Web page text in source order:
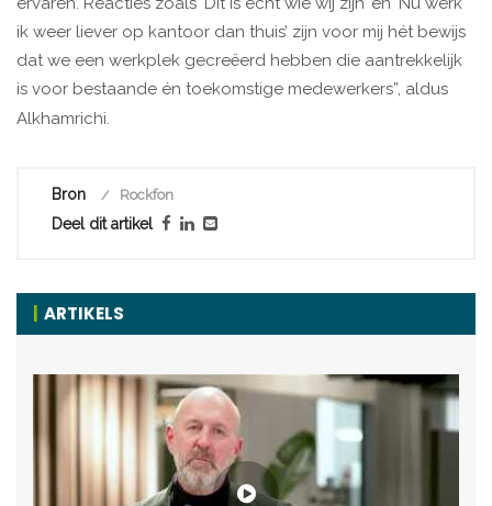
ik weer liever op kantoor dan thuis’ zijn voor mij hét bewijs
dat we een werkplek gecreëerd hebben die aantrekkelijk
is voor bestaande én toekomstige medewerkers”, aldus
Alkhamrichi.
Bron Rockfon
Deel dit artikel
ARTIKELS